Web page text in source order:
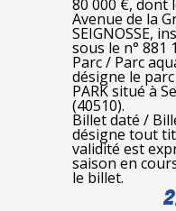
80 000 €, dont
Avenue de la
SEIGNOSSE,
sous le n° 881
Parc / Parc
désigne le
PARK situé à
(40510).
Billet daté /
désigne tout
validité est
saison en
le billet.